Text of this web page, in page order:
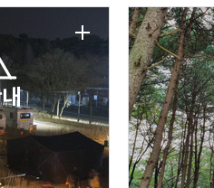
제한 안내